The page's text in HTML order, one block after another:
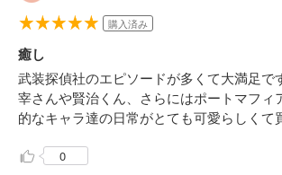
購入済み
癒し
武装探偵社のエピソードが多くて大満足
宰さんや賢治くん、さらにはポートマフ
的なキャラ達の日常がとても可愛らしくて
0